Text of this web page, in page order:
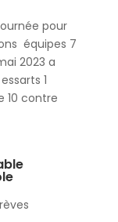
pour
équipes 7
2023 a
1
10 contre